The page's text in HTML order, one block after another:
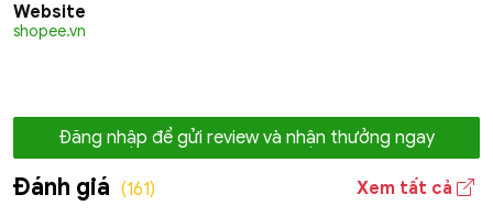
Website
shopee.vn
Đăng nhập để gửi review và nhận thưởng ngay
Đánh giá (161) Xem tất cả